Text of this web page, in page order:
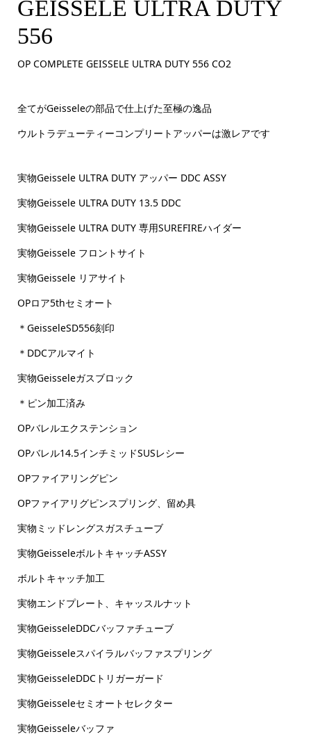
GEISSELE ULTRA DUTY
556
OP COMPLETE GEISSELE ULTRA DUTY 556 CO2
全てがGeisseleの部品で仕上げた至極の逸品
ウルトラデューティーコンプリートアッパーは激レアです
実物Geissele ULTRA DUTY アッパー DDC ASSY
実物Geissele ULTRA DUTY 13.5 DDC
実物Geissele ULTRA DUTY 専用SUREFIREハイダー
実物Geissele フロントサイト
実物Geissele リアサイト
OPロア5thセミオート
＊GeisseleSD556刻印
＊DDCアルマイト
実物Geisseleガスブロック
＊ピン加工済み
OPバレルエクステンション
OPバレル14.5インチミッドSUSレシー
OPファイアリングピン
OPファイアリグピンスプリング、留め具
実物ミッドレングスガスチューブ
実物GeisseleボルトキャッチASSY
ボルトキャッチ加工
実物エンドプレート、キャッスルナット
実物GeisseleDDCバッファチューブ
実物Geisseleスパイラルバッファスプリング
実物GeisseleDDCトリガーガード
実物Geisseleセミオートセレクター
実物Geisseleバッファ